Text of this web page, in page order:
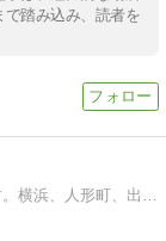
踏み込み、読者を
港北ニュータウン在住の52歳のおっさんです。横浜、人形町、出張先の飲み歩き日記です。